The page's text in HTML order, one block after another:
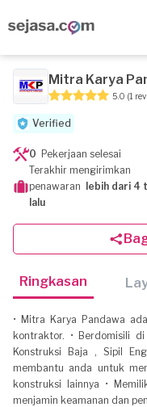
Mitra Karya
5.0 (1
Verified
0 Pekerjaan selesai
Terakhir mengirimkan
penawaran
lebih dari 4
lalu
Ringkasan
• Mitra Karya Pandawa
kontraktor. • Berdomisili
Konstruksi Baja , Sipil
membantu anda untuk
konstruksi lainnya •
menjamin keamanan dan